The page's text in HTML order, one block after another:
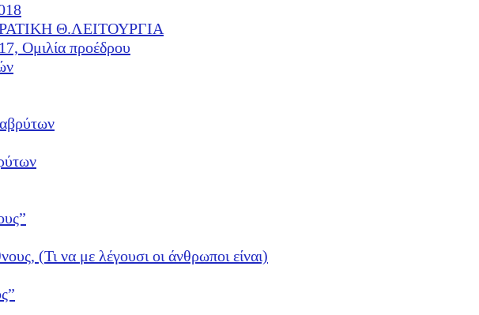
Θ.ΛΕΙΤΟΥΡΓΙΑ
Ομιλία προέδρου
(Τι να με λέγουσι οι άνθρωποι είναι)